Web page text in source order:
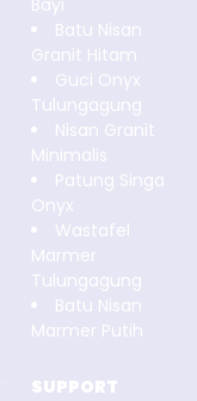
Bayi
Batu Nisan
Granit Hitam
Guci Onyx
Tulungagung
Nisan Granit
Minimalis
Patung Singa
Onyx
Wastafel
Marmer
Tulungagung
Batu Nisan
Marmer Putih
SUPPORT